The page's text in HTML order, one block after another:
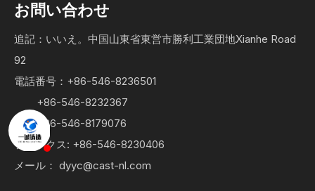
お問い合わせ
追記：いいえ。中国山東省東営市勝利工業団地Xianhe Road
92
電話番号：+86-546-8236501
+86-546-8232367
+86-546-8179076
ファックス: +86-546-8230406
メール： dyyc@cast-nl.com